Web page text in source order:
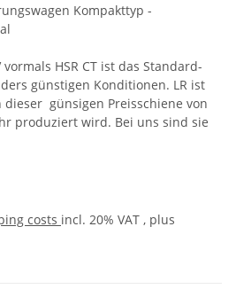
Kompakttyp -
HSR CT ist das Standard-
günstigen Konditionen. LR ist
günsigen Preisschiene von
produziert wird. Bei uns sind sie
costs incl. 20% VAT , plus